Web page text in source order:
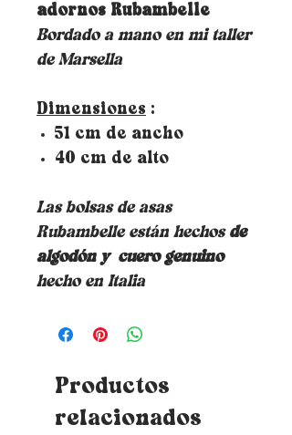
adornos Rubambelle
Bordado a mano en mi taller
de Marsella
Dimensiones :
51 cm de ancho
40 cm de alto
Las bolsas de asas
Rubambelle están hechos de
algodón y
cuero genuino
hecho en Italia
Productos
relacionados